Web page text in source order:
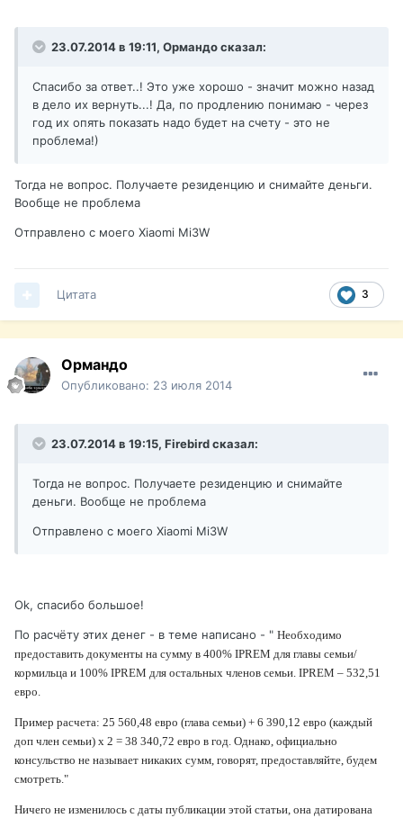
23.07.2014 в 19:11, Ормандо сказал:
Спасибо за ответ..! Это уже хорошо - значит можно назад
в дело их вернуть...! Да, по продлению понимаю - через
год их опять показать надо будет на счету - это не
проблема!)
Тогда не вопрос. Получаете резиденцию и снимайте деньги.
Вообще не проблема
Отправлено с моего Xiaomi Mi3W
3
Цитата
Ормандо
Опубликовано: 23 июля 2014
23.07.2014 в 19:15, Firebird сказал:
Тогда не вопрос. Получаете резиденцию и снимайте
деньги. Вообще не проблема
Отправлено с моего Xiaomi Mi3W
Ok, спасибо большое!
По расчёту этих денег - в теме написано - " Необходимо
предоставить документы на сумму в 400% IPREM для главы семьи/
кормильца и 100% IPREM для остальных членов семьи. IPREM – 532,51
евро.
Пример расчета: 25 560,48 евро (глава семьи) + 6 390,12 евро (каждый
доп член семьи) x 2 = 38 340,72 евро в год. Однако, официально
консульство не называет никаких сумм, говорят, предоставляйте, будем
смотреть."
Ничего не изменилось с даты публикации этой статьи, она датирована